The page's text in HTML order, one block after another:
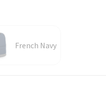
French Navy